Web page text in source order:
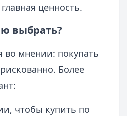
ценность.
выбрать?
во мнении: покупать
Более
чтобы купить по